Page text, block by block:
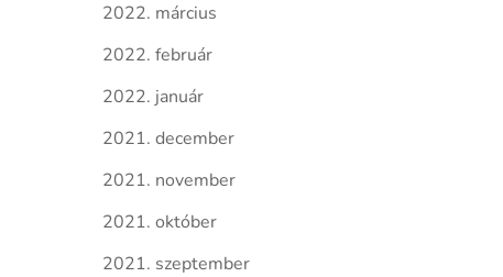
2022. március
2022. február
2022. január
2021. december
2021. november
2021. október
2021. szeptember